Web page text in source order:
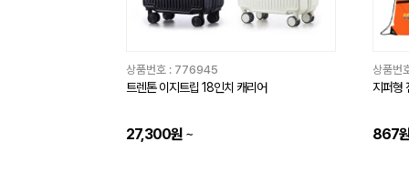
상품번호 : 776945
트렌톤 이지트립 18인치 캐리어
27,300원 ~
상품번
지퍼형
867